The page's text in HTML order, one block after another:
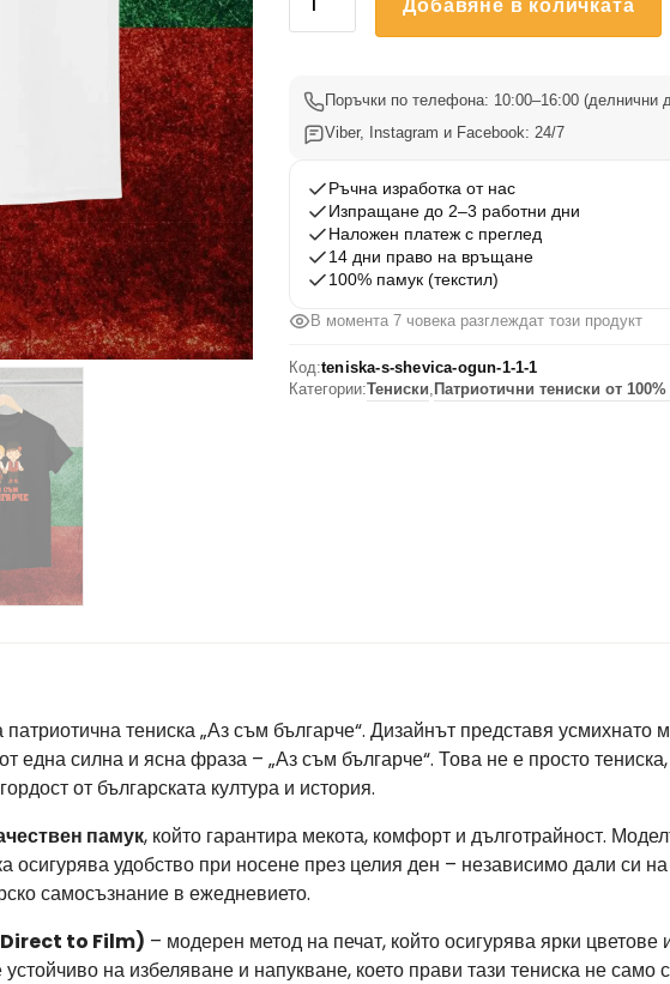
съм
Българче
Поръчки по телефона: 10:00–16:00 (делнични
Viber, Instagram и Facebook: 24/7
Ръчна изработка от нас
Изпращане до 2–3 работни дни
Наложен платеж с преглед
14 дни право на връщане
100% памук (текстил)
В момента 7 човека разглеждат този продукт
Код:teniska-s-shevica-ogun-1-1-1
Категории:Тениски, Патриотични тениски от
тениска „Аз съм българче“. Дизайнът представя усмихнато
една силна и ясна фраза – „Аз съм българче“. Това не е просто
от българската култура и история.
памук, който гарантира мекота, комфорт и дълготрайност.
осигурява удобство при носене през целия ден – независимо дали си
самосъзнание в ежедневието.
to Film) – модерен метод на печат, който осигурява ярки цветове
на избеляване и напукване, което прави тази тениска не само